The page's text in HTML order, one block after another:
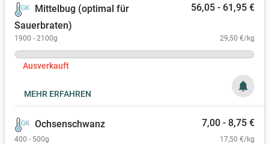
Mittelbug (optimal für
Sauerbraten)
56,05 - 61,95 €
1900 - 2100g 29,50 €/kg
Ausverkauft
notifications
MEHR ERFAHREN
Ochsenschwanz 7,00 - 8,75 €
400 - 500g 17,50 €/kg